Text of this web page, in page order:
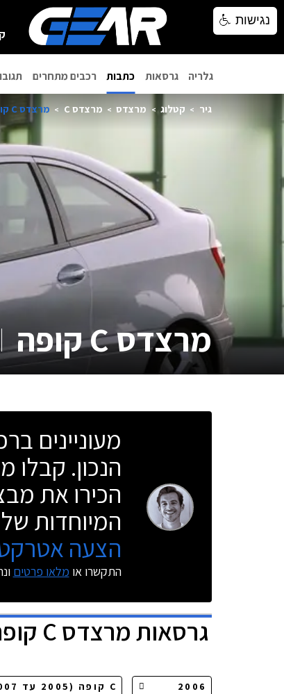
גלריה גרסאות כתבות רכבים מתחרים
גיר קטלוג מרצדס מרצדס C מרצדס C קופה 2007
מרצדס C קופה
מעוניינים
הנכון. קבלו
הכירו את
המיוחדות
הצעה
התקשרו או מלאו פרטים
גרסאותמרצדס C קופה
נגישות
נגישות